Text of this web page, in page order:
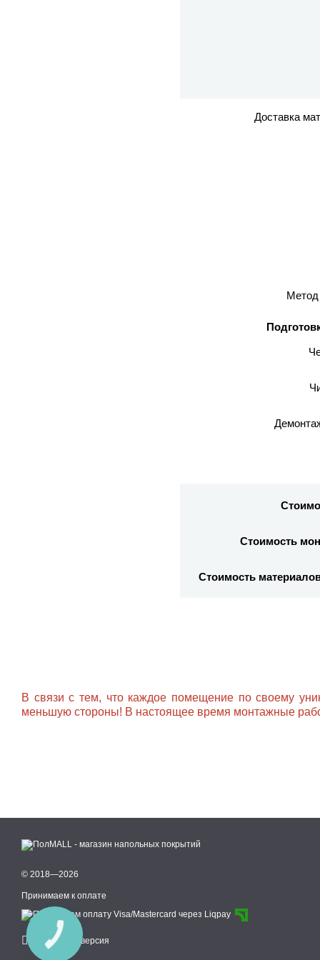
Доставка
Метод
Стоимость
Стоимость
В связи с тем, что каждое помещение по своему
меньшую стороны! В настоящее время монтажные
© 2018—2026
Принимаем к оплате
Мобильная версия
КНОПКА
СВЯЗИ